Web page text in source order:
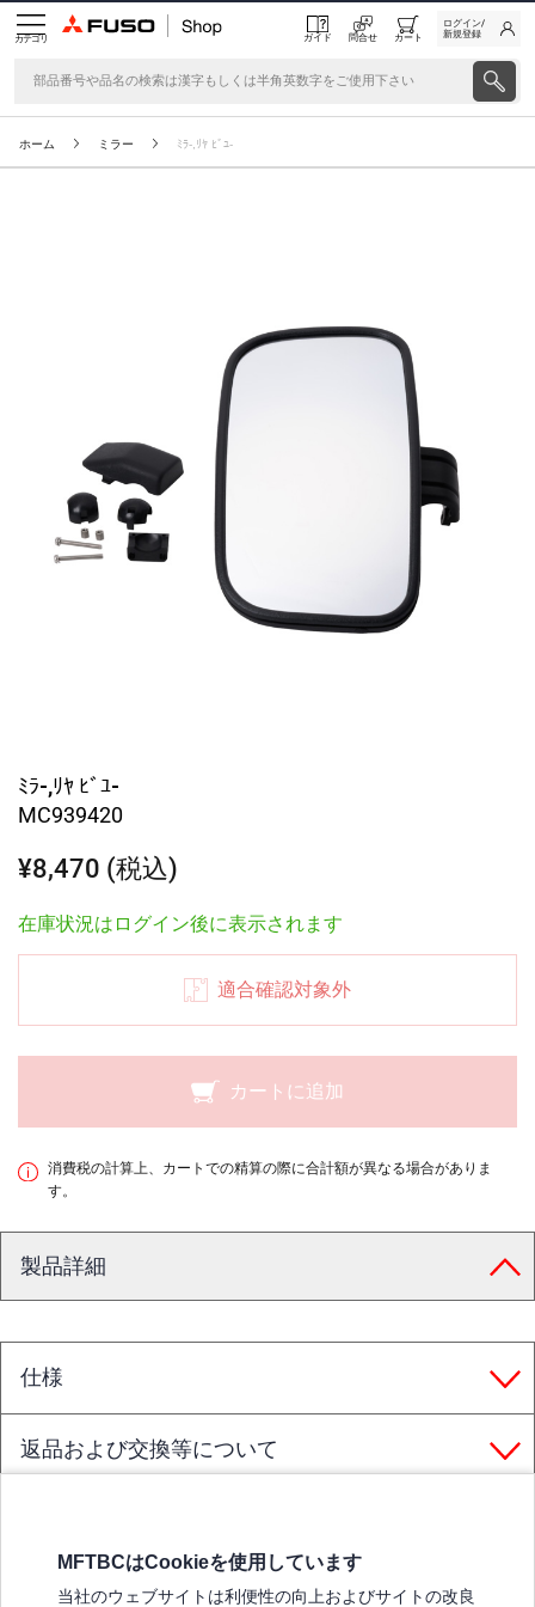
カテゴリ ガイド 問合せ カート
ログイン/
新規登録
ホーム ミラー ﾐﾗ-,ﾘﾔ ﾋﾞﾕ-
ﾐﾗ-,ﾘﾔ ﾋﾞﾕ-
MC939420
¥8,470 (税込)
在庫状況はログイン後に表示されます
適合確認対象外
カートに追加
消費税の計算上、カートでの精算の際に合計額が異なる場合がありま
す。
製品詳細
仕様
返品および交換等について
MFTBCはCookieを使用しています
当社のウェブサイトは利便性の向上およびサイトの改良